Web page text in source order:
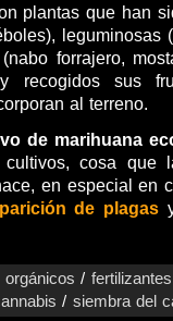
plantas que han
leguminosas
forrajero,
recogidos sus
al terreno.
de marihuana
cosa que
en especial en
de plagas
orgánicos /
/ siembra del